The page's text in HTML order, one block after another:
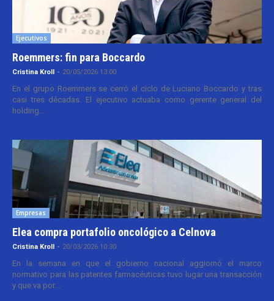
Ejecutivos
Roemmers: fin para Boccardo
Cristina Kroll - 20/05/2026 13:00
En el grupo Roemmers se cerró el ciclo de Luciano Boccardo y tras
casi tres décadas. El ejecutivo actuaba como gerente general del
holding...
Empresas
Elea compra portafolio oncológico a Celnova
Cristina Kroll - 20/03/2026 10:30
En la semana en que el gobierno nacional aggiornó el marco
normativo para las patentes farmacéuticas tuvo lugar una transacción
y que va por...